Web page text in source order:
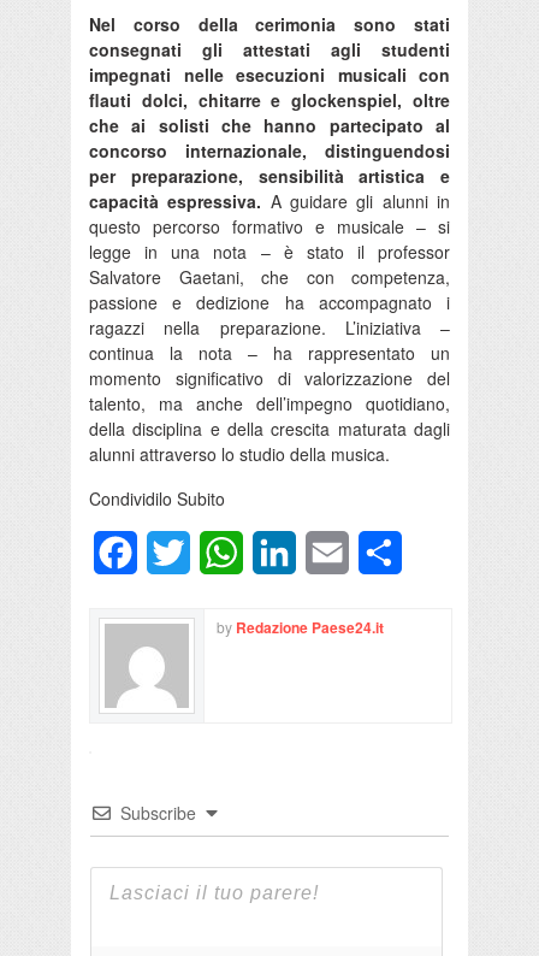
Nel corso della cerimonia sono stati
consegnati gli attestati agli studenti
impegnati nelle esecuzioni musicali con
flauti dolci, chitarre e glockenspiel, oltre
che ai solisti che hanno partecipato al
concorso internazionale, distinguendosi
per preparazione, sensibilità artistica e
capacità espressiva. A guidare gli alunni in
questo percorso formativo e musicale – si
legge in una nota – è stato il professor
Salvatore Gaetani, che con competenza,
passione e dedizione ha accompagnato i
ragazzi nella preparazione. L’iniziativa –
continua la nota – ha rappresentato un
momento significativo di valorizzazione del
talento, ma anche dell’impegno quotidiano,
della disciplina e della crescita maturata dagli
alunni attraverso lo studio della musica.
Condividilo Subito
FacebookTwitter WhatsAppLinkedInEmail
by Redazione Paese24.it
Subscribe